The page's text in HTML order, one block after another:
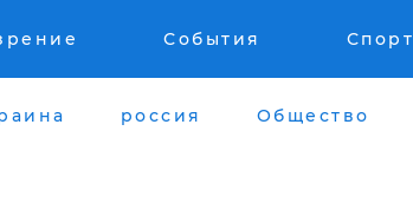
События Спорт
россия Общество